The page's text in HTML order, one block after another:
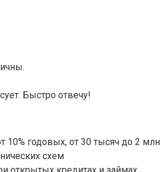
Быстро отвечу!
годовых, от 30 тысяч до 2 млн
схем
кредитах и займах